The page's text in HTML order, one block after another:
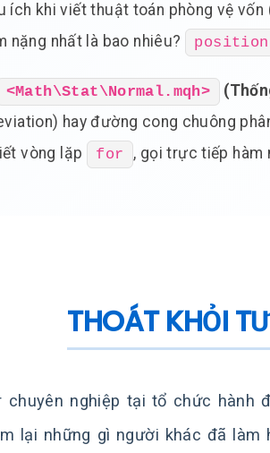
ích khi viết thuật toán phòng vệ vốn
nặng nhất là bao nhiêu?
<Math\Stat\Normal.mqh>
hay đường cong chuông
vòng lặp
for , gọi trực tiếp hàm
THOÁT KHỎI
chuyên nghiệp tại tổ chức hành
lại những gì người khác đã làm